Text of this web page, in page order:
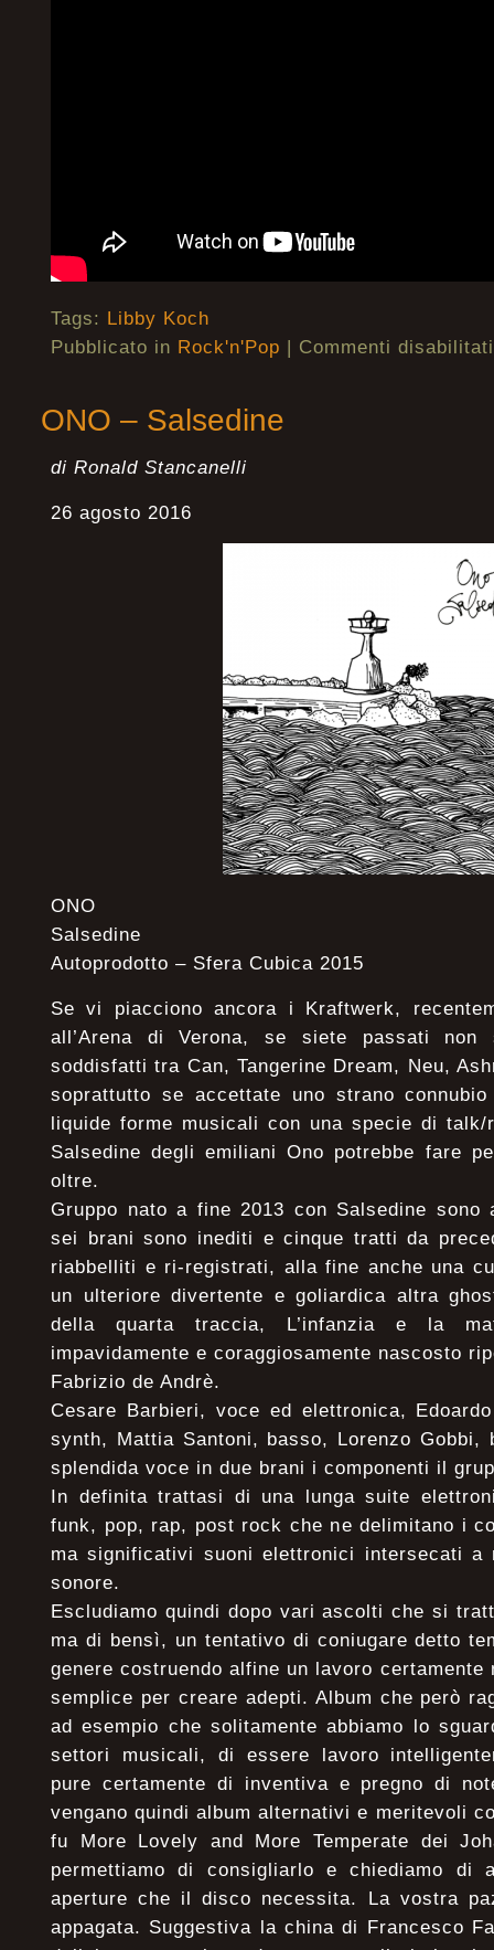
Tags: Libby Koch
Pubblicato in Rock'n'Pop | Commenti disabilitati
ONO – Salsedine
di Ronald Stancanelli
26 agosto 2016
ONO
Salsedine
Autoprodotto – Sfera Cubica 2015
Se vi piacciono ancora i Kraftwerk,
all’Arena di Verona, se siete passati non
soddisfatti tra Can, Tangerine Dream, Neu,
soprattutto se accettate uno strano
liquide forme musicali con una specie di
Salsedine degli emiliani Ono potrebbe fare
oltre.
Gruppo nato a fine 2013 con Salsedine sono
sei brani sono inediti e cinque tratti da
riabbelliti e ri-registrati, alla fine anche una
un ulteriore divertente e goliardica altra
della quarta traccia, L’infanzia e la
impavidamente e coraggiosamente nascosto
Fabrizio de Andrè.
Cesare Barbieri, voce ed elettronica,
synth, Mattia Santoni, basso, Lorenzo Gobbi,
splendida voce in due brani i componenti il
In definita trattasi di una lunga suite
funk, pop, rap, post rock che ne delimitano i
ma significativi suoni elettronici intersecati a
sonore.
Escludiamo quindi dopo vari ascolti che si
ma di bensì, un tentativo di coniugare detto
genere costruendo alfine un lavoro certamente
semplice per creare adepti. Album che però
ad esempio che solitamente abbiamo lo
settori musicali, di essere lavoro
pure certamente di inventiva e pregno di
vengano quindi album alternativi e meritevoli
fu More Lovely and More Temperate dei
permettiamo di consigliarlo e chiediamo di
aperture che il disco necessita. La vostra
appagata. Suggestiva la china di Francesco